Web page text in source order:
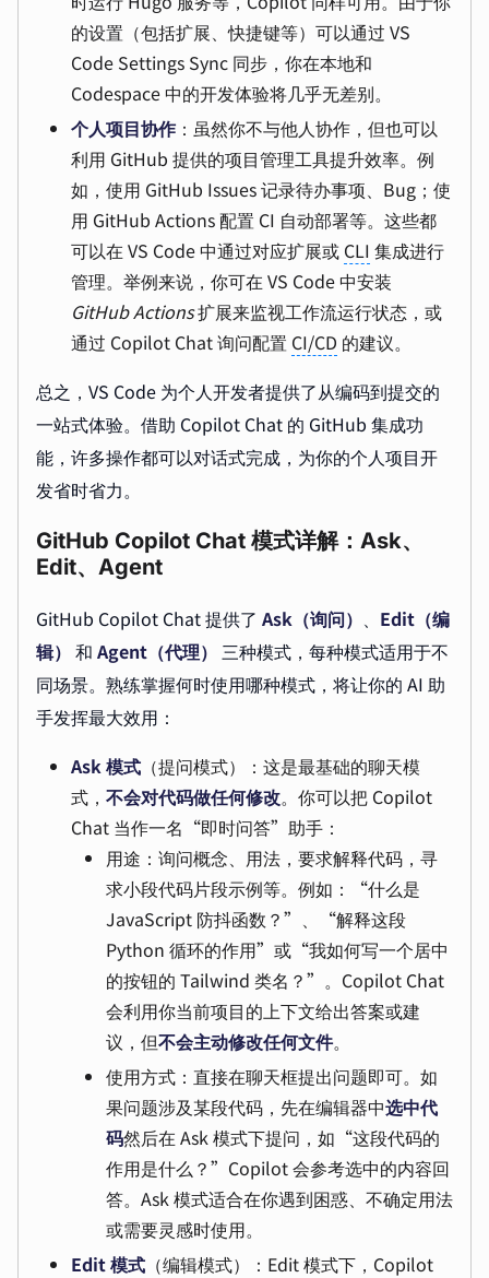
的设置（包括扩展、快捷键等）可以通过 VS
Code Settings Sync 同步，你在本地和
Codespace 中的开发体验将几乎无差别。
个人项目协作：虽然你不与他人协作，但也可以
利用 GitHub 提供的项目管理工具提升效率。例
如，使用 GitHub Issues 记录待办事项、Bug；使
用 GitHub Actions 配置 CI 自动部署等。这些都
可以在 VS Code 中通过对应扩展或 CLI 集成进行
管理。举例来说，你可在 VS Code 中安装
GitHub Actions扩展来监视工作流运行状态，或
通过 Copilot Chat 询问配置 CI/CD 的建议。
总之，VS Code 为个人开发者提供了从编码到提交的
一站式体验。借助 Copilot Chat 的 GitHub 集成功
能，许多操作都可以对话式完成，为你的个人项目开
发省时省力。
GitHub Copilot Chat 模式详解：Ask、
Edit、Agent
GitHub Copilot Chat 提供了 Ask（询问） 、 Edit（编
辑） 和 Agent（代理） 三种模式，每种模式适用于不
同场景。熟练掌握何时使用哪种模式，将让你的 AI 助
手发挥最大效用：
Ask 模式 （提问模式）：这是最基础的聊天模
式， 不会对代码做任何修改。你可以把 Copilot
Chat 当作一名“即时问答”助手：
用途：询问概念、用法，要求解释代码，寻
求小段代码片段示例等。例如：“什么是
JavaScript 防抖函数？”、“解释这段
Python 循环的作用”或“我如何写一个居中
的按钮的 Tailwind 类名？”。Copilot Chat
会利用你当前项目的上下文给出答案或建
议，但不会主动修改任何文件。
使用方式：直接在聊天框提出问题即可。如
果问题涉及某段代码，先在编辑器中选中代
码然后在 Ask 模式下提问，如“这段代码的
作用是什么？”Copilot 会参考选中的内容回
答。Ask 模式适合在你遇到困惑、不确定用法
或需要灵感时使用。
Edit 模式 （编辑模式）：Edit 模式下，Copilot